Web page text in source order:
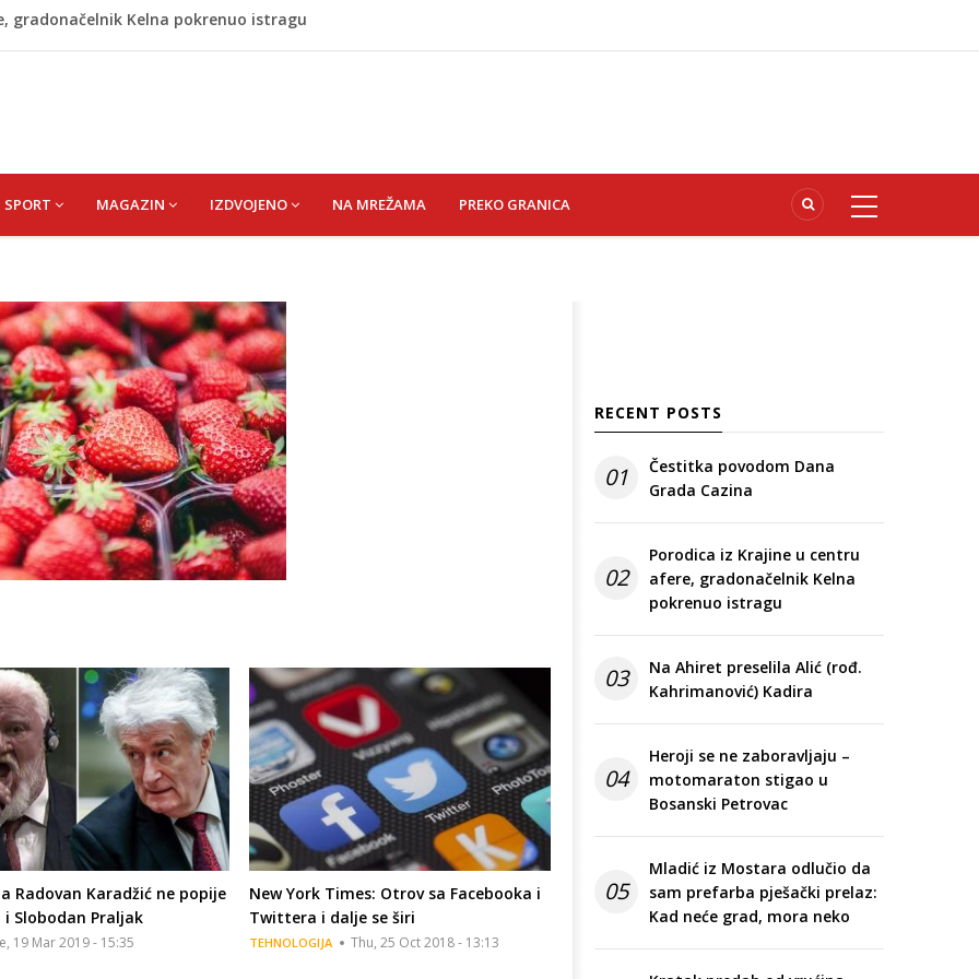
gradonačelnik Kelna pokrenuo istragu
SPORT MAGAZIN IZDVOJENO NA MREŽAMA PREKO GRANICA
Radovan Karadžić ne popije
Slobodan Praljak
19 Mar 2019 - 15:35
New York Times: Otrov sa Facebooka i
Twittera i dalje se širi
TEHNOLOGIJA Thu, 25 Oct 2018 - 13:13
RECENT POSTS
01
Čestitka povodom Dana
Grada Cazina
02
Porodica iz Krajine u centru
afere, gradonačelnik Kelna
pokrenuo istragu
03
Na Ahiret preselila Alić (rođ.
Kahrimanović) Kadira
04
Heroji se ne zaboravljaju –
motomaraton stigao u
Bosanski Petrovac
05
Mladić iz Mostara odlučio da
sam prefarba pješački prelaz:
Kad neće grad, mora neko